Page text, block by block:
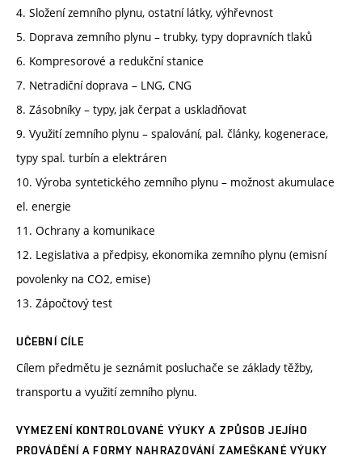
4. Složení zemního plynu, ostatní látky, výhřevnost
5. Doprava zemního plynu – trubky, typy dopravních tlaků
6. Kompresorové a redukční stanice
7. Netradiční doprava – LNG, CNG
8. Zásobníky – typy, jak čerpat a uskladňovat
9. Využití zemního plynu – spalování, pal. články, kogenerace,
typy spal. turbín a elektráren
10. Výroba syntetického zemního plynu – možnost akumulace
el. energie
11. Ochrany a komunikace
12. Legislativa a předpisy, ekonomika zemního plynu (emisní
povolenky na CO2, emise)
13. Zápočtový test
UČEBNÍ CÍLE
Cílem předmětu je seznámit posluchače se základy těžby,
transportu a využití zemního plynu.
VYMEZENÍ KONTROLOVANÉ VÝUKY A ZPŮSOB JEJÍHO
PROVÁDĚNÍ A FORMY NAHRAZOVÁNÍ ZAMEŠKANÉ VÝUKY